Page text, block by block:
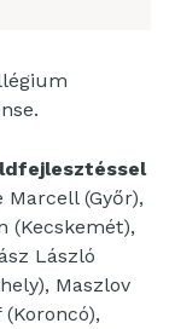
Marcell (Győr),
(Kecskemét),
László
Maszlov